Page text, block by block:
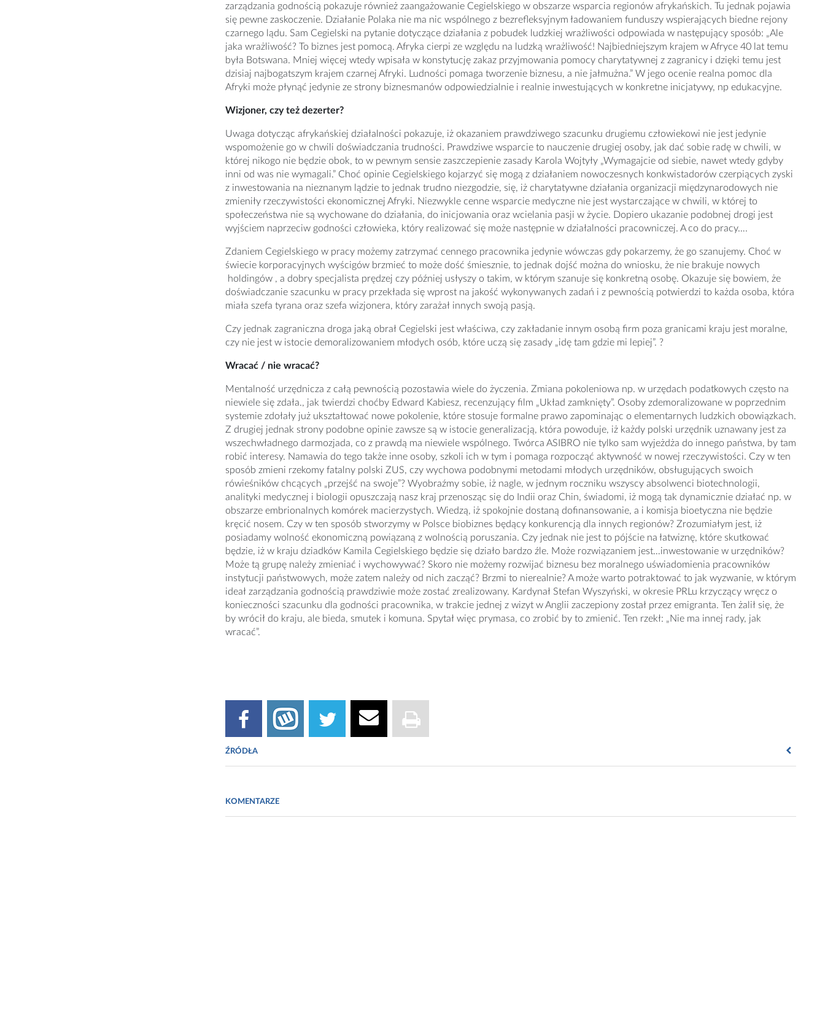
zarządzania godnością pokazuje również zaangażowanie Cegielskiego w obszarze wsparcia regionów afrykańskich. Tu jednak pojawia
się pewne zaskoczenie. Działanie Polaka nie ma nic wspólnego z bezrefleksyjnym ładowaniem funduszy wspierających biedne rejony
czarnego lądu. Sam Cegielski na pytanie dotyczące działania z pobudek ludzkiej wrażliwości odpowiada w następujący sposób: „Ale
jaka wrażliwość? To biznes jest pomocą. Afryka cierpi ze względu na ludzką wrażliwość! Najbiedniejszym krajem w Afryce 40 lat temu
była Botswana. Mniej więcej wtedy wpisała w konstytucję zakaz przyjmowania pomocy charytatywnej z zagranicy i dzięki temu jest
dzisiaj najbogatszym krajem czarnej Afryki. Ludności pomaga tworzenie biznesu, a nie jałmużna.” W jego ocenie realna pomoc dla
Afryki może płynąć jedynie ze strony biznesmanów odpowiedzialnie i realnie inwestujących w konkretne inicjatywy, np edukacyjne.
Wizjoner, czy też dezerter?
Uwaga dotycząc afrykańskiej działalności pokazuje, iż okazaniem prawdziwego szacunku drugiemu człowiekowi nie jest jedynie
wspomożenie go w chwili doświadczania trudności. Prawdziwe wsparcie to nauczenie drugiej osoby, jak dać sobie radę w chwili, w
której nikogo nie będzie obok, to w pewnym sensie zaszczepienie zasady Karola Wojtyły „Wymagajcie od siebie, nawet wtedy gdyby
inni od was nie wymagali.” Choć opinie Cegielskiego kojarzyć się mogą z działaniem nowoczesnych konkwistadorów czerpiących zyski
z inwestowania na nieznanym lądzie to jednak trudno niezgodzie, się, iż charytatywne działania organizacji międzynarodowych nie
zmieniły rzeczywistości ekonomicznej Afryki. Niezwykle cenne wsparcie medyczne nie jest wystarczające w chwili, w której to
społeczeństwa nie są wychowane do działania, do inicjowania oraz wcielania pasji w życie. Dopiero ukazanie podobnej drogi jest
wyjściem naprzeciw godności człowieka, który realizować się może następnie w działalności pracowniczej. A co do pracy….
Zdaniem Cegielskiego w pracy możemy zatrzymać cennego pracownika jedynie wówczas gdy pokarzemy, że go szanujemy. Choć w
świecie korporacyjnych wyścigów brzmieć to może dość śmiesznie, to jednak dojść można do wniosku, że nie brakuje nowych
holdingów , a dobry specjalista prędzej czy później usłyszy o takim, w którym szanuje się konkretną osobę. Okazuje się bowiem, że
doświadczanie szacunku w pracy przekłada się wprost na jakość wykonywanych zadań i z pewnością potwierdzi to każda osoba, która
miała szefa tyrana oraz szefa wizjonera, który zarażał innych swoją pasją.
Czy jednak zagraniczna droga jaką obrał Cegielski jest właściwa, czy zakładanie innym osobą firm poza granicami kraju jest moralne,
czy nie jest w istocie demoralizowaniem młodych osób, które uczą się zasady „idę tam gdzie mi lepiej”. ?
Wracać / nie wracać?
Mentalność urzędnicza z całą pewnością pozostawia wiele do życzenia. Zmiana pokoleniowa np. w urzędach podatkowych często na
niewiele się zdała., jak twierdzi choćby Edward Kabiesz, recenzujący film „Układ zamknięty”. Osoby zdemoralizowane w poprzednim
systemie zdołały już ukształtować nowe pokolenie, które stosuje formalne prawo zapominając o elementarnych ludzkich obowiązkach.
Z drugiej jednak strony podobne opinie zawsze są w istocie generalizacją, która powoduje, iż każdy polski urzędnik uznawany jest za
wszechwładnego darmozjada, co z prawdą ma niewiele wspólnego. Twórca ASIBRO nie tylko sam wyjeżdża do innego państwa, by tam
robić interesy. Namawia do tego także inne osoby, szkoli ich w tym i pomaga rozpocząć aktywność w nowej rzeczywistości. Czy w ten
sposób zmieni rzekomy fatalny polski ZUS, czy wychowa podobnymi metodami młodych urzędników, obsługujących swoich
rówieśników chcących „przejść na swoje”? Wyobraźmy sobie, iż nagle, w jednym roczniku wszyscy absolwenci biotechnologii,
analityki medycznej i biologii opuszczają nasz kraj przenosząc się do Indii oraz Chin, świadomi, iż mogą tak dynamicznie działać np. w
obszarze embrionalnych komórek macierzystych. Wiedzą, iż spokojnie dostaną dofinansowanie, a i komisja bioetyczna nie będzie
kręcić nosem. Czy w ten sposób stworzymy w Polsce biobiznes będący konkurencją dla innych regionów? Zrozumiałym jest, iż
posiadamy wolność ekonomiczną powiązaną z wolnością poruszania. Czy jednak nie jest to pójście na łatwiznę, które skutkować
będzie, iż w kraju dziadków Kamila Cegielskiego będzie się działo bardzo źle. Może rozwiązaniem jest…inwestowanie w urzędników?
Może tą grupę należy zmieniać i wychowywać? Skoro nie możemy rozwijać biznesu bez moralnego uświadomienia pracowników
instytucji państwowych, może zatem należy od nich zacząć? Brzmi to nierealnie? A może warto potraktować to jak wyzwanie, w którym
ideał zarządzania godnością prawdziwie może zostać zrealizowany. Kardynał Stefan Wyszyński, w okresie PRLu krzyczący wręcz o
konieczności szacunku dla godności pracownika, w trakcie jednej z wizyt w Anglii zaczepiony został przez emigranta. Ten żalił się, że
by wrócił do kraju, ale bieda, smutek i komuna. Spytał więc prymasa, co zrobić by to zmienić. Ten rzekł: „Nie ma innej rady, jak
wracać”.
ŹRÓDŁA
1.www.natemat.pl
KOMENTARZE